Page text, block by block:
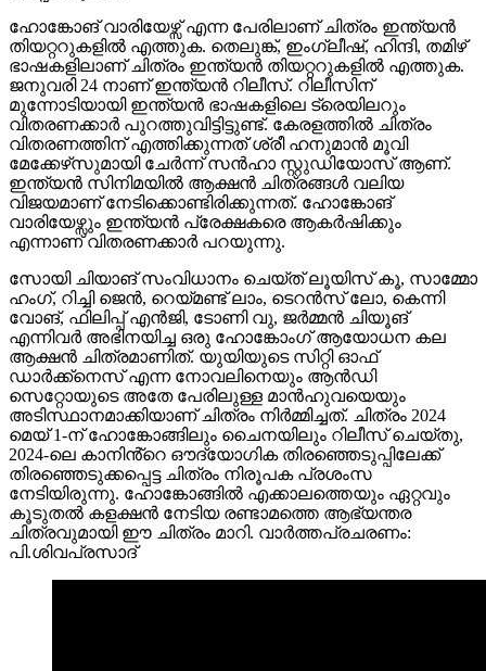
ഹോങ്കോങ് വാരിയേഴ്സ് എന്ന പേരിലാണ് ചിത്രം ഇന്ത്യന്‍
തിയറ്ററുകളില്‍ എത്തുക. തെലുങ്ക്, ഇംഗ്ലീഷ്, ഹിന്ദി, തമിഴ്
ഭാഷകളിലാണ് ചിത്രം ഇന്ത്യന്‍ തിയറ്ററുകളില്‍ എത്തുക.
ജനുവരി 24 നാണ് ഇന്ത്യന്‍ റിലീസ്. റിലീസിന്
മുന്നോടിയായി ഇന്ത്യന്‍ ഭാഷകളിലെ ട്രെയിലറും
വിതരണക്കാര്‍ പുറത്തുവിട്ടിട്ടുണ്ട്. കേരളത്തിൽ ചിത്രം
വിതരണത്തിന് എത്തിക്കുന്നത് ശ്രീ ഹനുമാൻ മൂവി
മേക്കേഴ്‌സുമായി ചേർന്ന് സൻഹാ സ്റ്റുഡിയോസ് ആണ്.
ഇന്ത്യന്‍ സിനിമയില്‍ ആക്ഷന്‍ ചിത്രങ്ങള്‍ വലിയ
വിജയമാണ് നേടിക്കൊണ്ടിരിക്കുന്നത്. ഹോങ്കോങ്
വാരിയേഴ്സും ഇന്ത്യന്‍ പ്രേക്ഷകരെ ആകർഷിക്കും
എന്നാണ് വിതരണക്കാർ പറയുന്നു.
സോയി ചിയാങ് സംവിധാനം ചെയ്ത് ലൂയിസ് കൂ, സാമ്മോ
ഹംഗ്, റിച്ചി ജെൻ, റെയ്മണ്ട് ലാം, ടെറൻസ് ലോ, കെന്നി
വോങ്, ഫിലിപ്പ് എൻജി, ടോണി വു, ജർമ്മൻ ചിയൂങ്
എന്നിവർ അഭിനയിച്ച ഒരു ഹോങ്കോംഗ് ആയോധന കല
ആക്ഷൻ ചിത്രമാണിത്. യുയിയുടെ സിറ്റി ഓഫ്
ഡാർക്ക്‌നെസ് എന്ന നോവലിനെയും ആൻഡി
സെറ്റോയുടെ അതേ പേരിലുള്ള മാൻഹുവയെയും
അടിസ്ഥാനമാക്കിയാണ് ചിത്രം നിർമ്മിച്ചത്. ചിത്രം 2024
മെയ് 1-ന് ഹോങ്കോങ്ങിലും ചൈനയിലും റിലീസ് ചെയ്തു,
2024-ലെ കാനിൻ്റെ ഔദ്യോഗിക തിരഞ്ഞെടുപ്പിലേക്ക്
തിരഞ്ഞെടുക്കപ്പെട്ട ചിത്രം നിരൂപക പ്രശംസ
നേടിയിരുന്നു. ഹോങ്കോങ്ങിൽ എക്കാലത്തെയും ഏറ്റവും
കൂടുതൽ കളക്ഷൻ നേടിയ രണ്ടാമത്തെ ആഭ്യന്തര
ചിത്രവുമായി ഈ ചിത്രം മാറി. വാർത്തപ്രചരണം:
പി.ശിവപ്രസാദ്